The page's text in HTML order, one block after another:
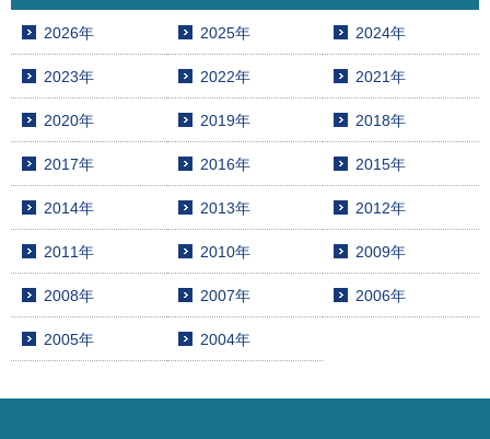
2026年 2025年 2024年
2023年 2022年 2021年
2020年 2019年 2018年
2017年 2016年 2015年
2014年 2013年 2012年
2011年 2010年 2009年
2008年 2007年 2006年
2005年 2004年